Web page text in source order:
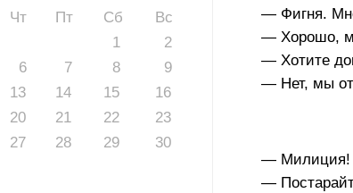
Чт Пт Сб
Вс
1
2
6 7 8
9
13 14 15
16
20 21 22
23
27 28 29
30
— Фигня.
— Хорошо,
— Хотите
— Нет, мы
— Милиция!
—